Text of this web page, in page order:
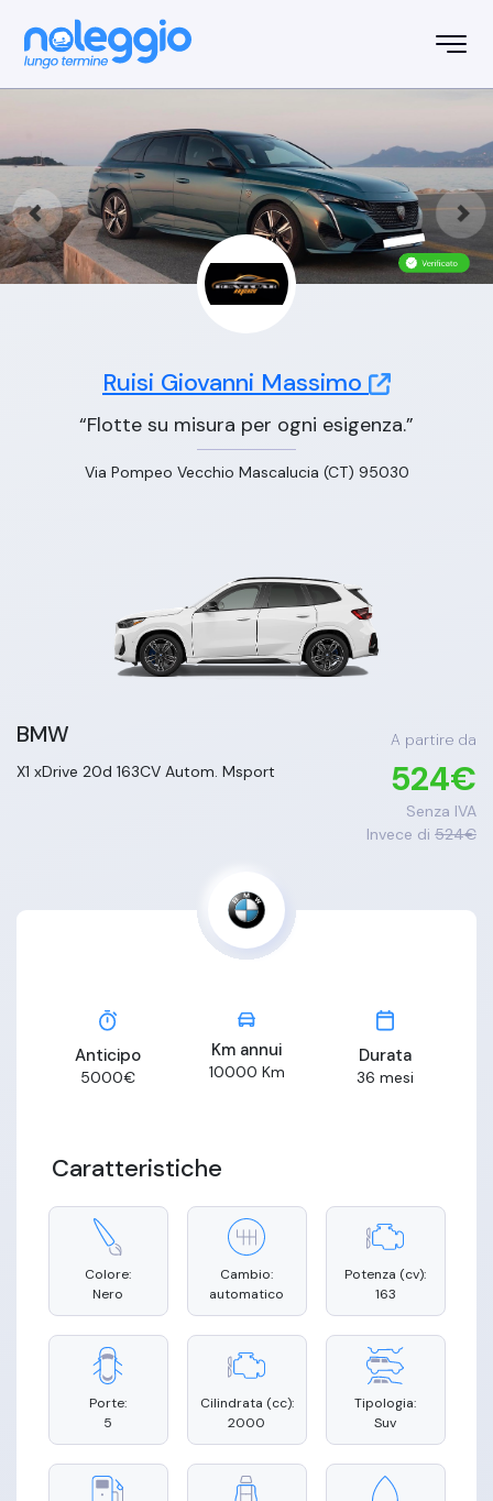
Ruisi Giovanni Massimo
“Flotte su misura per ogni esigenza.”
Via Pompeo Vecchio Mascalucia (CT) 95030
BMW
A partire da
X1 xDrive 20d 163CV Autom. Msport 524€
Senza IVA
Invece di 524€
Anticipo
5000€
Km annui
10000 Km
Durata
36 mesi
Caratteristiche
Colore:
Nero
Cambio:
automatico
Potenza (cv):
163
Porte:
5
Cilindrata (cc):
2000
Tipologia:
Suv